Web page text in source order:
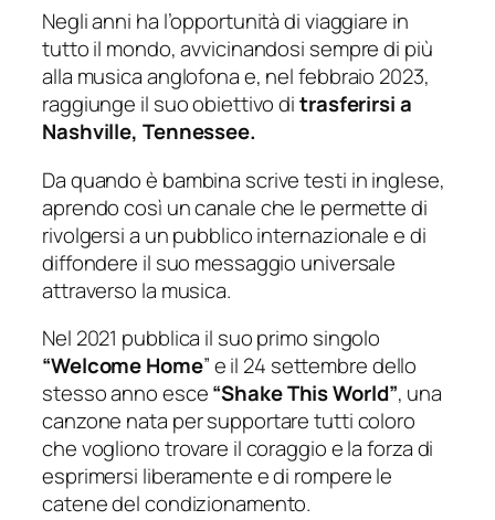
Negli anni ha l’opportunità di viaggiare in
tutto il mondo, avvicinandosi sempre di più
alla musica anglofona e, nel febbraio 2023,
raggiunge il suo obiettivo ditrasferirsi a
Nashville, Tennessee.
Da quando è bambina scrive testi in inglese,
aprendo così un canale che le permette di
rivolgersi a un pubblico internazionale e di
diffondere il suo messaggio universale
attraverso la musica.
Nel 2021 pubblica il suo primo singolo
“Welcome Home” e il 24 settembre dello
stesso anno esce“Shake This World”, una
canzone nata per supportare tutti coloro
che vogliono trovare il coraggio e la forza di
esprimersi liberamente e di rompere le
catene del condizionamento.